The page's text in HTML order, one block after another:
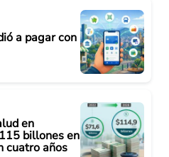
a pagar con
en
billones en
cuatro años